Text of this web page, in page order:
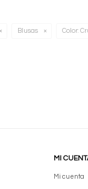
Blusas Color:
MI
Mi cuenta